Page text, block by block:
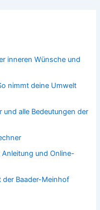
inneren Wünsche und
nimmt deine Umwelt
und alle Bedeutungen der
und Online-
der Baader-Meinhof